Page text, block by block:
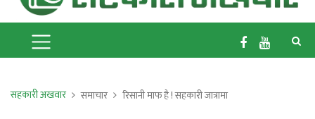
सहकारी अखवार समाचार रिसानी माफ है ! सहकारी जात्रामा